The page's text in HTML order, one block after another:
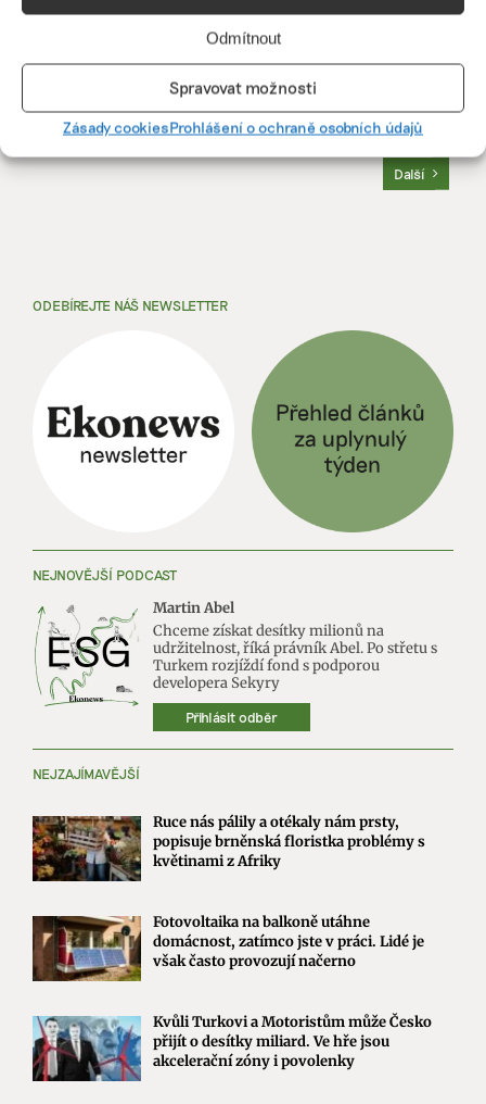
Odmítnout
Spravovat možnosti
Zásady cookiesProhlášení o ochraně osobních údajů
20. května 2026 | Byznys
energetická náročnost budov,Wienerberger
Předchozí 1 2 3 4 5 ···
50
Další
ODEBÍREJTE NÁŠ NEWSLETTER
NEJNOVĚJŠÍ PODCAST
Martin Abel
Chceme získat desítky milionů na
udržitelnost, říká právník Abel. Po střetu s
Turkem rozjíždí fond s podporou
developera Sekyry
Přihlásit odběr
NEJZAJÍMAVĚJŠÍ
Ruce nás pálily a otékaly nám prsty,
popisuje brněnská floristka problémy s
květinami z Afriky
Fotovoltaika na balkoně utáhne
domácnost, zatímco jste v práci. Lidé je
však často provozují načerno
Kvůli Turkovi a Motoristům může Česko
přijít o desítky miliard. Ve hře jsou
akcelerační zóny i povolenky